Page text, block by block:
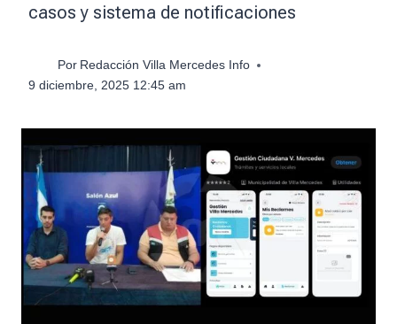
casos y sistema de notificaciones
Por Redacción Villa Mercedes Info
9 diciembre, 2025 12:45 am